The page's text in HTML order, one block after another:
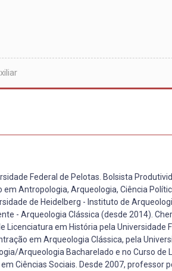
Federal de Pelotas. Bolsista
Antropologia, Arqueologia, Ciência
de Heidelberg - Instituto de
- Arqueologia Clássica (desde 2014).
em História pela Universidade
em Arqueologia Clássica, pela
Arqueologia Bacharelado e no Curso de
Ciências Sociais. Desde 2007, professor